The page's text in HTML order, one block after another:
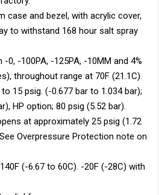
case and bezel, with acrylic cover,
to withstand 168 hour salt spray
0, -100PA, -125PA, -10MM and 4%
throughout range at 70F (21.1C).
15 psig. (-0.677 bar to 1.034 bar);
HP option; 80 psig (5.52 bar).
at approximately 25 psig (1.72
Overpressure Protection note on
(-6.67 to 60C). -20F (-28C) with